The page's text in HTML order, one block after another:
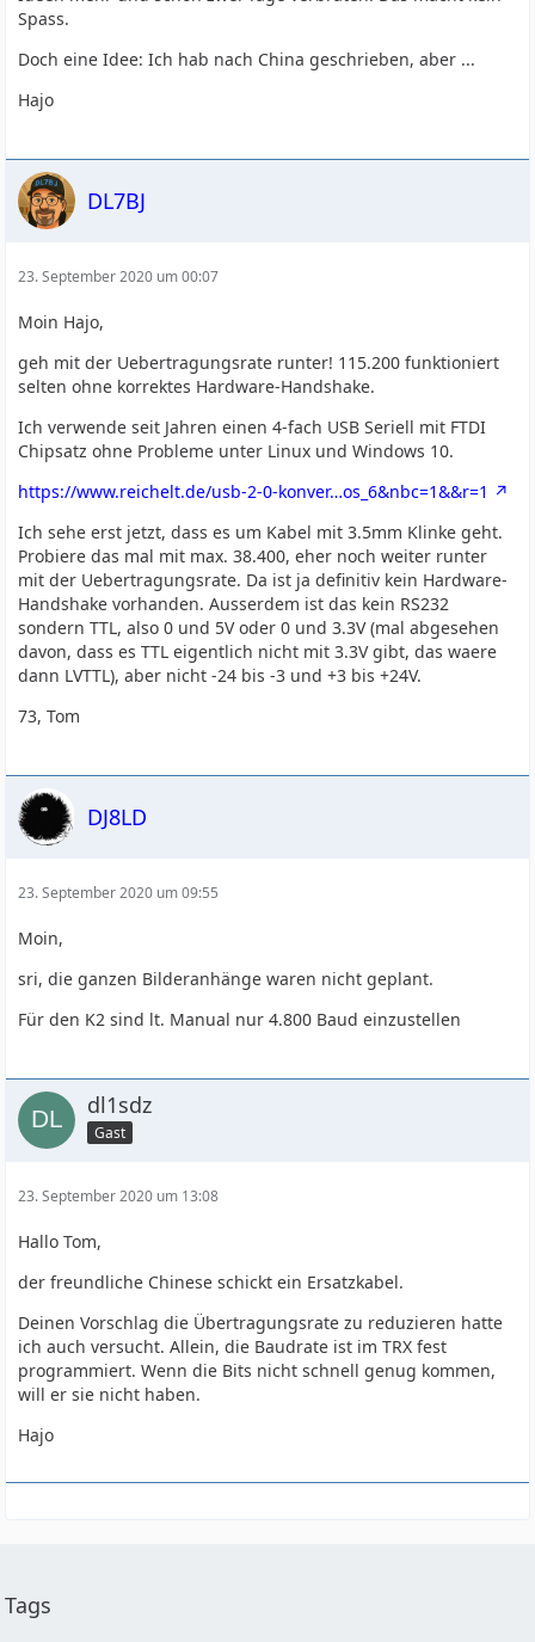
Spass.
Doch eine Idee: Ich hab nach China geschrieben, aber ...
Hajo
DL7BJ
23. September 2020 um 00:07
Moin Hajo,
geh mit der Uebertragungsrate runter! 115.200 funktioniert
selten ohne korrektes Hardware-Handshake.
Ich verwende seit Jahren einen 4-fach USB Seriell mit FTDI
Chipsatz ohne Probleme unter Linux und Windows 10.
https://www.reichelt.de/usb-2-0-konver…os_6&nbc=1&&r=1
Ich sehe erst jetzt, dass es um Kabel mit 3.5mm Klinke geht.
Probiere das mal mit max. 38.400, eher noch weiter runter
mit der Uebertragungsrate. Da ist ja definitiv kein Hardware-
Handshake vorhanden. Ausserdem ist das kein RS232
sondern TTL, also 0 und 5V oder 0 und 3.3V (mal abgesehen
davon, dass es TTL eigentlich nicht mit 3.3V gibt, das waere
dann LVTTL), aber nicht -24 bis -3 und +3 bis +24V.
73, Tom
DJ8LD
23. September 2020 um 09:55
Moin,
sri, die ganzen Bilderanhänge waren nicht geplant.
Für den K2 sind lt. Manual nur 4.800 Baud einzustellen
dl1sdz
Gast
23. September 2020 um 13:08
Hallo Tom,
der freundliche Chinese schickt ein Ersatzkabel.
Deinen Vorschlag die Übertragungsrate zu reduzieren hatte
ich auch versucht. Allein, die Baudrate ist im TRX fest
programmiert. Wenn die Bits nicht schnell genug kommen,
will er sie nicht haben.
Hajo
Tags